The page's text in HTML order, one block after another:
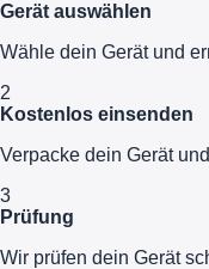
Gerät auswählen
Wähle dein Gerät und
2
Kostenlos einsenden
Verpacke dein Gerät
3
Prüfung
Wir prüfen dein Gerät